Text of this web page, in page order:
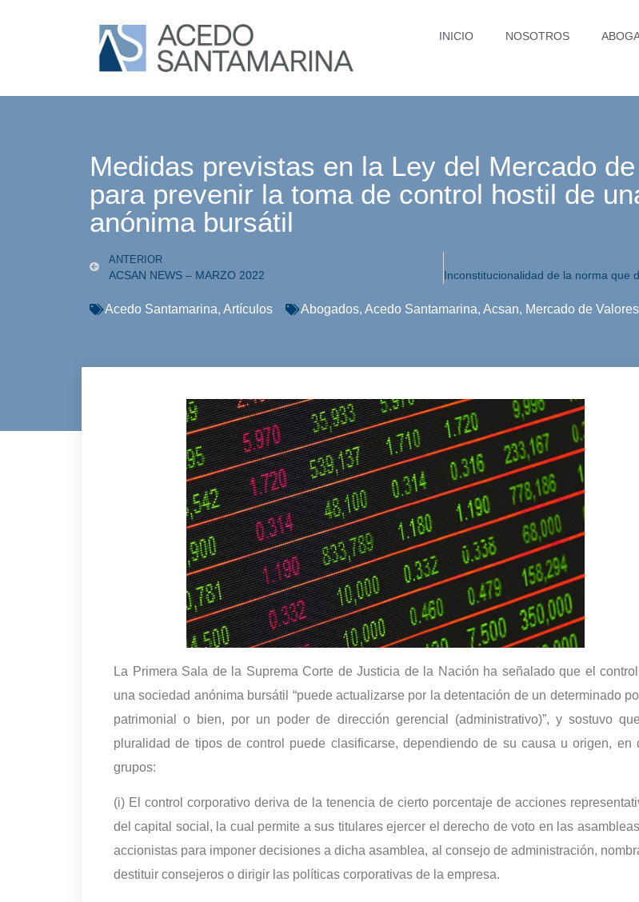
INICIO NOSOTROS
Medidas previstas en la Ley del Mercado
para prevenir la toma de control hostil de
anónima bursátil
ANTERIOR
ACSAN NEWS – MARZO 2022
Acedo Santamarina, Artículos Abogados, Acedo Santamarina, Acsan, Mercado de Valores
La Primera Sala de la Suprema Corte de Justicia de la Nación ha señalado que el
una sociedad anónima bursátil “puede actualizarse por la detentación de un determinado
patrimonial o bien, por un poder de dirección gerencial (administrativo)”, y sostuvo
pluralidad de tipos de control puede clasificarse, dependiendo de su causa u origen, en
grupos:
(i) El control corporativo deriva de la tenencia de cierto porcentaje de acciones
del capital social, la cual permite a sus titulares ejercer el derecho de voto en las
accionistas para imponer decisiones a dicha asamblea, al consejo de administración,
destituir consejeros o dirigir las políticas corporativas de la empresa.